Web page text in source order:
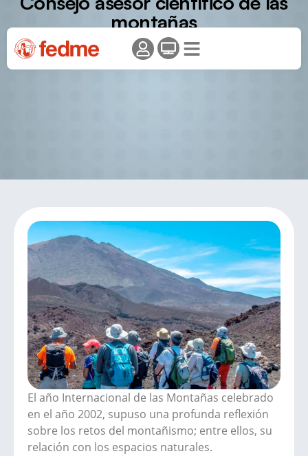
montañas
El año Internacional de las Montañas celebrado
en el año 2002, supuso una profunda reflexión
sobre los retos del montañismo; entre ellos, su
relación con los espacios naturales.